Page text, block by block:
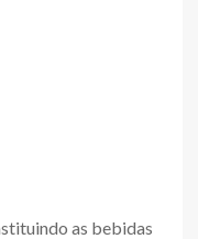
as bebidas